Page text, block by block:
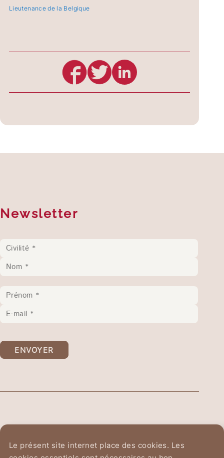
Lieutenance de la Belgique
Saint-Sépulcre de Jérusalem
Newsletter
ENVOYER
Le présent site internet place des cookies. Les